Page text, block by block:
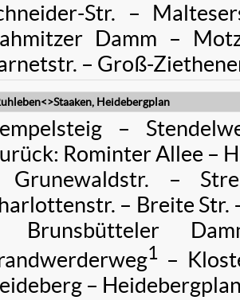
Str. –
Damm –
– Groß-
Heidebergplan
–
Rominter Allee –
Grunewaldstr. –
– Breite Str.
Brunsbütteler
1 –
–